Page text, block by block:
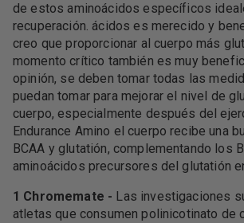
de estos aminoácidos específicos
recuperación. ácidos es merecido y
creo que proporcionar al cuerpo más
momento crítico también es muy
opinión, se deben tomar todas las
puedan tomar para mejorar el nivel de
cuerpo, especialmente después del
Endurance Amino el cuerpo recibe una
BCAA y glutatión, complementando los
aminoácidos precursores del glutatión
1 Chromemate - Las investigaciones
atletas que consumen polinicotinato de